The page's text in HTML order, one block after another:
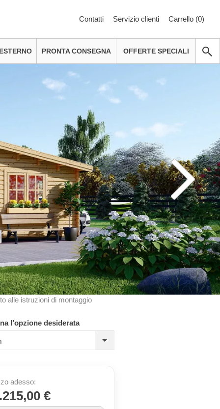
Contatti Servizio clienti Carrello (0)
PRONTA CONSEGNA OFFERTE SPECIALI
alle istruzioni di montaggio
l’opzione desiderata
adesso:
€